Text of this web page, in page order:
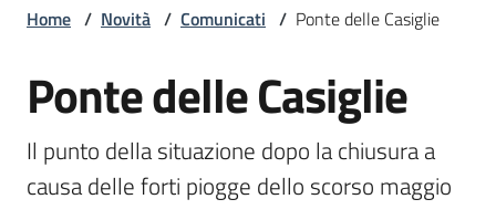
Menu selezionato
Servizi
Home / Novità / Comunicati / Ponte delle Casiglie
Salta al contenuto
Ponte delle Casiglie
Il punto della situazione dopo la chiusura a